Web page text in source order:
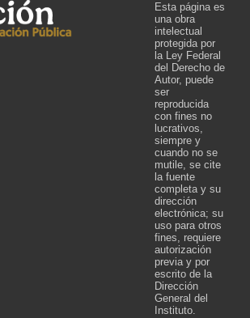
Esta página es
una obra
intelectual
protegida por
la Ley Federal
del Derecho de
Autor, puede
ser
reproducida
con fines no
lucrativos,
siempre y
cuando no se
mutile, se cite
la fuente
completa y su
dirección
electrónica; su
uso para otros
fines, requiere
autorización
previa y por
escrito de la
Dirección
General del
Instituto.